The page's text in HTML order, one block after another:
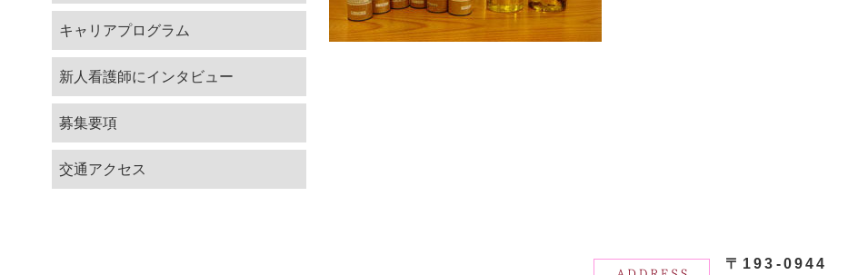
キャリアプログラム
新人看護師にインタビュー
募集要項
福利厚生
問い合わせ・資料請求
交通アクセス
〒193-0944